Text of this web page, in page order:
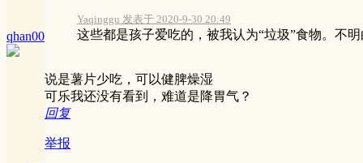
qhan00
Yaqinggu 发表于 2020-9-30 20:49
这些都是孩子爱吃的，被我认为“垃圾”食物。不
说是薯片少吃，可以健脾燥湿
可乐我还没有看到，难道是降胃气？
回复
举报